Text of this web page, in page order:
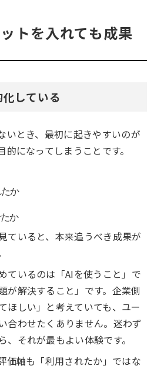
トを入れても成果
している
いとき、最初に起きやすいのが
的になってしまうことです。
か
か
ていると、本来追うべき成果が
ているのは「AIを使うこと」で
が解決すること」です。企業側
ほしい」と考えていても、ユー
合わせたくありません。迷わず
、それが最もよい体験です。
価軸も「利用されたか」ではな